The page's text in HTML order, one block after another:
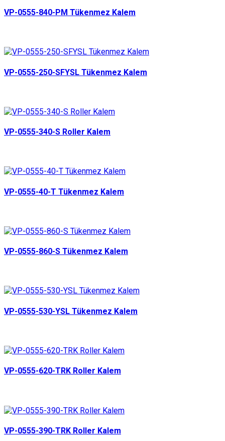
VP-0555-840-PM Tükenmez Kalem
VP-0555-250-SFYSL Tükenmez Kalem
VP-0555-340-S Roller Kalem
VP-0555-40-T Tükenmez Kalem
VP-0555-860-S Tükenmez Kalem
VP-0555-530-YSL Tükenmez Kalem
VP-0555-620-TRK Roller Kalem
VP-0555-390-TRK Roller Kalem